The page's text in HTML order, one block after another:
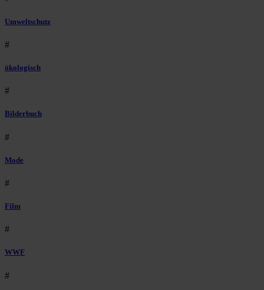
Umweltschutz
#
ökologisch
#
Bilderbuch
#
Mode
#
Film
#
WWF
#